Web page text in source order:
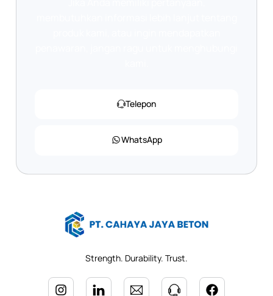
Telepon
WhatsApp
Strength. Durability. Trust.